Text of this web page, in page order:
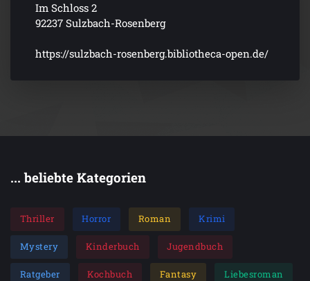
Im Schloss 2
92237 Sulzbach-Rosenberg
https://sulzbach-rosenberg.bibliotheca-open.de/
... beliebte Kategorien
Thriller Horror Roman Krimi
Mystery Kinderbuch Jugendbuch
Ratgeber Kochbuch Fantasy Liebesroman